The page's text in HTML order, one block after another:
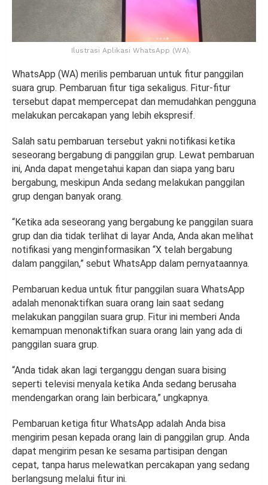
Ilustrasi Aplikasi WhatsApp (WA).
WhatsApp (WA) merilis pembaruan untuk fitur panggilan
suara grup. Pembaruan fitur tiga sekaligus. Fitur-fitur
tersebut dapat mempercepat dan memudahkan pengguna
melakukan percakapan yang lebih ekspresif.
Salah satu pembaruan tersebut yakni notifikasi ketika
seseorang bergabung di panggilan grup. Lewat pembaruan
ini, Anda dapat mengetahui kapan dan siapa yang baru
bergabung, meskipun Anda sedang melakukan panggilan
grup dengan banyak orang.
“Ketika ada seseorang yang bergabung ke panggilan suara
grup dan dia tidak terlihat di layar Anda, Anda akan melihat
notifikasi yang menginformasikan “X telah bergabung
dalam panggilan,” sebut WhatsApp dalam pernyataannya.
Pembaruan kedua untuk fitur panggilan suara WhatsApp
adalah menonaktifkan suara orang lain saat sedang
melakukan panggilan suara grup. Fitur ini memberi Anda
kemampuan menonaktifkan suara orang lain yang ada di
panggilan suara grup.
“Anda tidak akan lagi terganggu dengan suara bising
seperti televisi menyala ketika Anda sedang berusaha
mendengarkan orang lain berbicara,” ungkapnya.
Pembaruan ketiga fitur WhatsApp adalah Anda bisa
mengirim pesan kepada orang lain di panggilan grup. Anda
dapat mengirim pesan ke sesama partisipan dengan
cepat, tanpa harus melewatkan percakapan yang sedang
berlangsung melalui fitur ini.